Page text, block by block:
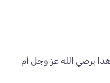
يرضي الله عز وجل أم